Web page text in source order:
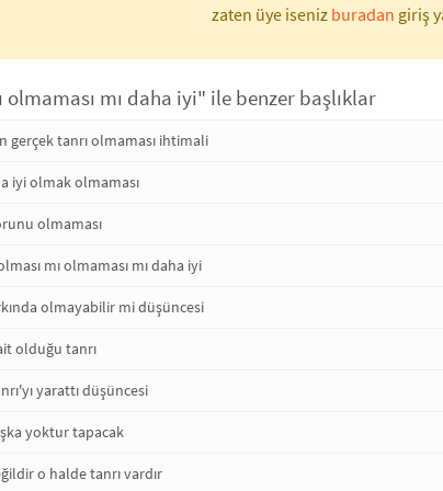
zaten üye iseniz buradan giriş
olmaması mı daha iyi" ile benzer başlıklar
gerçek tanrı olmaması ihtimali
iyi olmak olmaması
olmaması
mı olmaması mı daha iyi
olmayabilir mi düşüncesi
olduğu tanrı
yarattı düşüncesi
yoktur tapacak
o halde tanrı vardır